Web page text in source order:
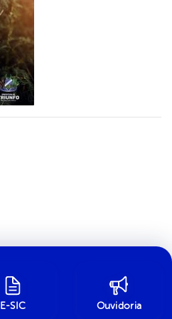
E-SIC Ouvidoria